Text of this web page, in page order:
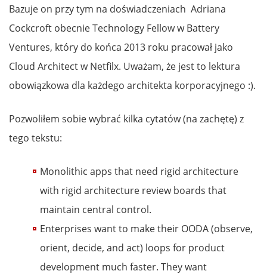
Bazuje on przy tym na doświadczeniach Adriana
Cockcroft obecnie Technology Fellow w Battery
Ventures, który do końca 2013 roku pracował jako
Cloud Architect w Netfilx. Uważam, że jest to lektura
obowiązkowa dla każdego architekta korporacyjnego :).
Pozwoliłem sobie wybrać kilka cytatów (na zachętę) z
tego tekstu:
Monolithic apps that need rigid architecture
with rigid architecture review boards that
maintain central control.
Enterprises want to make their OODA (observe,
orient, decide, and act) loops for product
development much faster. They want